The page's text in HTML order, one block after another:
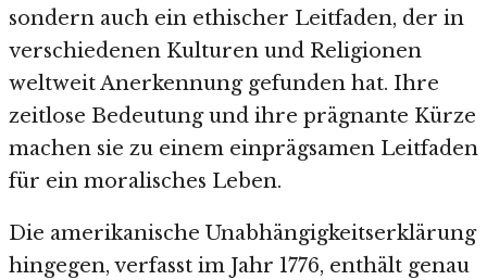
sondern auch ein ethischer Leitfaden, der in
verschiedenen Kulturen und Religionen
weltweit Anerkennung gefunden hat. Ihre
zeitlose Bedeutung und ihre prägnante Kürze
machen sie zu einem einprägsamen Leitfaden
für ein moralisches Leben.
Die amerikanische Unabhängigkeitserklärung
hingegen, verfasst im Jahr 1776, enthält genau